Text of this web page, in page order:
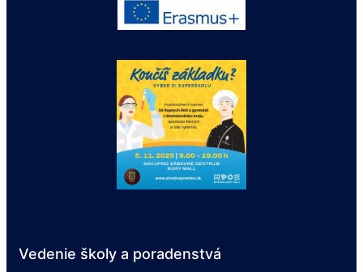
Vedenie školy a poradenstvá